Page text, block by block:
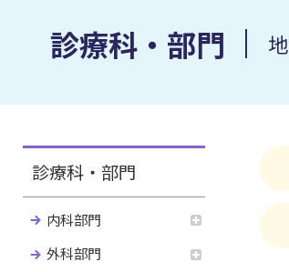
診察を受ける方へ
再診の方へ
個人情報保護について
注意事項とお願い
入院中の生活について
個人情報保護について
内科部門
腎臓内科
糖尿病
総合診療科
外科部門
心臓血管外科
呼吸器外
乳腺・
小児外科
中央診療施設
地域医療連携センター
総合周
移植医療センター
災害医
遺伝診療センター
心理支
がん相
がん登録センター
患者様のご紹介
各研修の内容説明、募集案内
歯科研修医募集
研修生募集
病院長あいさつ
基本理念・患者さんの権利と責務
沿革概要
職員数
卒後臨
各種統計
医療機
施設基準届出状況
先進医療
学会認定
医療安全管理体制
基幹・環境整備（屋外環境整備
等）
「保険
診療科・部門
診療科・部門
内科部門
外科部門